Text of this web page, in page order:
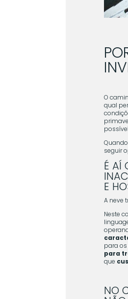
O
qual
seguir
É AÍ
E
A neve
Neste
para
para
que
NO